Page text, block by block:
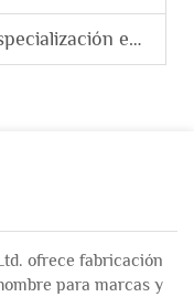
un fabricante de sudaderas con capucha?
ofrece fabricación
para marcas y